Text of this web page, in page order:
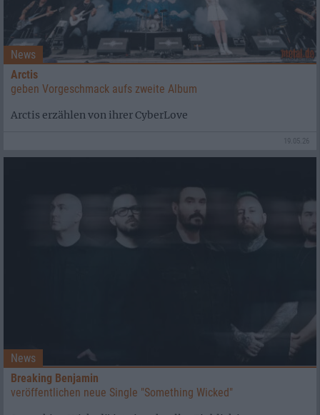
News
Arctis
geben Vorgeschmack aufs zweite Album
Arctis erzählen von ihrer CyberLove
19.05.26
News
Breaking Benjamin
veröffentlichen neue Single "Something Wicked"